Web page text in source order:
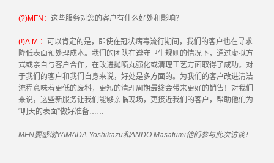
(?)MFN： 这些服务对您的客户有什么好处和影响？
(!)A.M.： 可以肯定的是，即使在冠状病毒流行期间，我们的客户也在寻求
降低表面预处理成本。我们的团队在遵守卫生规则的情况下，通过虚拟方
式或亲自与客户合作，在改进抛喷丸强化或清理工艺方面取得了成功。对
于我们的客户和我们自身来说，好处是多方面的。为我们的客户改进清洁
流程意味着更低的废料，更短的清理周期最终会带来更好的销售！对我们
来说，这些新服务让我们能够亲临现场，更接近我们的客户，帮助他们为
“明天的表面”做好准备……
MFN要感谢YAMADA Yoshikazu和ANDO Masafumi他们参与此次访谈！